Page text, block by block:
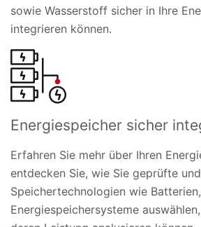
sowie Wasserstoff sicher in Ihre
integrieren können.
Energiespeicher sicher
Erfahren Sie mehr über Ihren
entdecken Sie, wie Sie geprüfte
Speichertechnologien wie
Energiespeichersysteme